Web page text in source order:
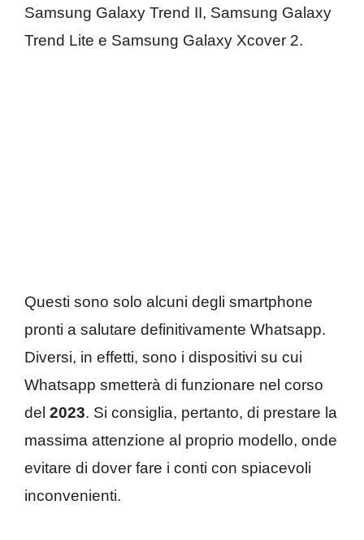
Samsung Galaxy Trend II, Samsung Galaxy
Trend Lite e Samsung Galaxy Xcover 2.
Questi sono solo alcuni degli smartphone
pronti a salutare definitivamente Whatsapp.
Diversi, in effetti, sono i dispositivi su cui
Whatsapp smetterà di funzionare nel corso
del 2023. Si consiglia, pertanto, di prestare la
massima attenzione al proprio modello, onde
evitare di dover fare i conti con spiacevoli
inconvenienti.